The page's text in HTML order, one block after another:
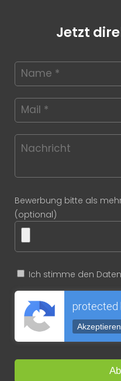
Jetzt
Bewerbung bitte als
(optional)
Ich stimme den
protected
Akzeptieren